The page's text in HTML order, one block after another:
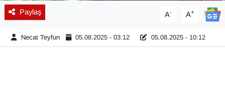
Paylaş A- A+
Necat Teyfun 05.08.2025 - 03:12 05.08.2025 - 10:12
Emlak
En çok konuşulanlar